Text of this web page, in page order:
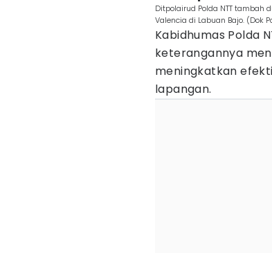
Ditpolairud Polda NTT tambah
Valencia di Labuan Bajo. (Dok
Kabidhumas Polda
keterangannya
meningkatkan
lapangan.